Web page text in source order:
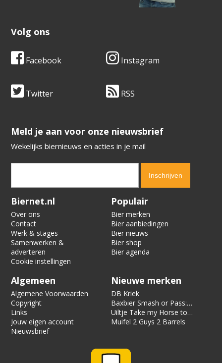
Volg ons
Facebook Instagram
Twitter RSS
​​​​​​​Meld je aan voor onze nieuwsbrief
Wekelijks biernieuws en acties in je mail
Verification code:
Biernet.nl
Over ons
Contact
Werk & stages
Samenwerken &
adverteren
Cookie instellingen
Populair
Bier merken
Bier aanbiedingen
Bier nieuws
Bier shop
Bier agenda
Algemeen
Algemene Voorwaarden
Copyright
Links
Jouw eigen account
Nieuwsbrief
Nieuwe merken
DB Kriek
Baxbier Smash or Pass:
Strata
Uiltje Take my Horse to
the Hotel Room
Muifel 2 Guys 2 Barrels